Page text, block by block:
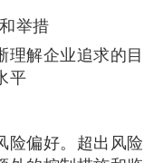
举措
理解企业追求的目
平
险偏好。超出风险